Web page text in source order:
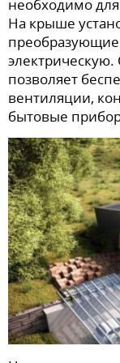
необходимо
На крыше
преобразующие
позволяет
вентиляции,
бытовые